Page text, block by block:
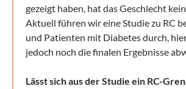
gezeigt haben, hat das Geschlecht
Aktuell führen wir eine Studie zu RC
und Patienten mit Diabetes durch,
jedoch noch die finalen Ergebnisse
Lässt sich aus der Studie ein RC-